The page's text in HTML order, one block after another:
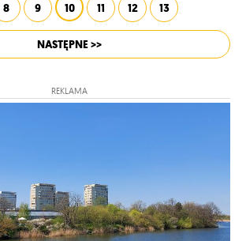
8 9 10 11 12 13
NASTĘPNE >>
REKLAMA